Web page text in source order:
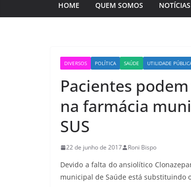
HOME QUEM SOMOS NOTÍCIAS
DIVERSOS POLÍTICA SAÚDE UTILIDADE
Pacientes
na farmácia
SUS
22 de junho de 2017 Roni Bispo
Devido a falta do ansiolítico
municipal de Saúde está substituindo